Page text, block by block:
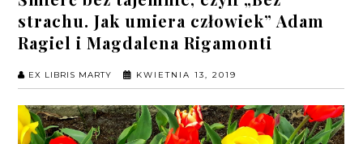
strachu. Jak umiera człowiek” Adam
Ragiel i Magdalena Rigamonti
EX LIBRIS MARTY KWIETNIA 13, 2019